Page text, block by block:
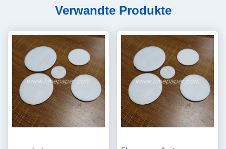
Verwandte Produkte